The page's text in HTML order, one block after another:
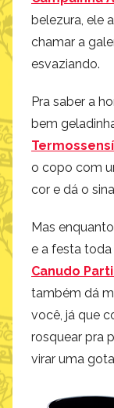
belezura, ele
chamar a
esvaziando.
Pra saber a
bem
o copo com
cor e dá o
Mas
e a festa
Canudo
também dá
você, já que
rosquear pra
virar uma